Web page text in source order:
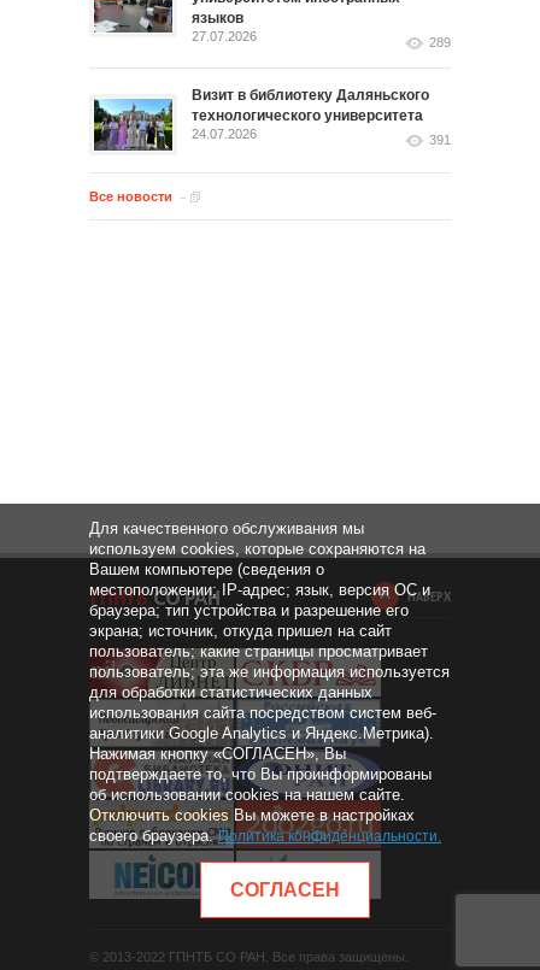
языков
27.07.2026 289
Визит в библиотеку Даляньского
технологического университета
24.07.2026 391
Все новости
НАВЕРХ
© 2013-2022 ГПНТБ СО РАН. Все права защищены.
Для качественного обслуживания мы
используем cookies, которые сохраняются на
Вашем компьютере (сведения о
местоположении; IP-адрес; язык, версия ОС и
браузера; тип устройства и разрешение его
экрана; источник, откуда пришел на сайт
пользователь; какие страницы просматривает
пользователь; эта же информация используется
для обработки статистических данных
использования сайта посредством систем веб-
аналитики Google Analytics и Яндекс.Метрика).
Нажимая кнопку «СОГЛАСЕН», Вы
подтверждаете то, что Вы проинформированы
об использовании cookies на нашем сайте.
Отключить cookies Вы можете в настройках
своего браузера.Политика конфиденциальности.
СОГЛАСЕН